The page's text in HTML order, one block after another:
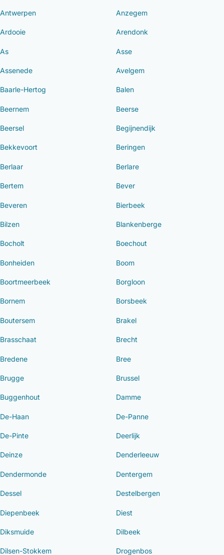
Antwerpen Anzegem
Ardooie Arendonk
As Asse
Assenede Avelgem
Baarle-Hertog Balen
Beernem Beerse
Beersel Begijnendijk
Bekkevoort Beringen
Berlaar Berlare
Bertem Bever
Beveren Bierbeek
Bilzen Blankenberge
Bocholt Boechout
Bonheiden Boom
Boortmeerbeek Borgloon
Bornem Borsbeek
Boutersem Brakel
Brasschaat Brecht
Bredene Bree
Brugge Brussel
Buggenhout Damme
De-Haan De-Panne
De-Pinte Deerlijk
Deinze Denderleeuw
Dendermonde Dentergem
Dessel Destelbergen
Diepenbeek Diest
Diksmuide Dilbeek
Dilsen-Stokkem Drogenbos